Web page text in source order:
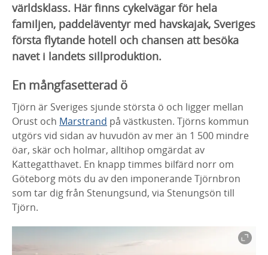
världsklass. Här finns cykelvägar för hela
familjen, paddeläventyr med havskajak, Sveriges
första flytande hotell och chansen att besöka
navet i landets sillproduktion.
En mångfasetterad ö
Tjörn är Sveriges sjunde största ö och ligger mellan
Orust och Marstrand på västkusten. Tjörns kommun
utgörs vid sidan av huvudön av mer än 1 500 mindre
öar, skär och holmar, alltihop omgärdat av
Kattegatthavet. En knapp timmes bilfärd norr om
Göteborg möts du av den imponerande Tjörnbron
som tar dig från Stenungsund, via Stenungsön till
Tjörn.